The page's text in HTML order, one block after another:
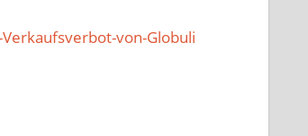
von-Globuli